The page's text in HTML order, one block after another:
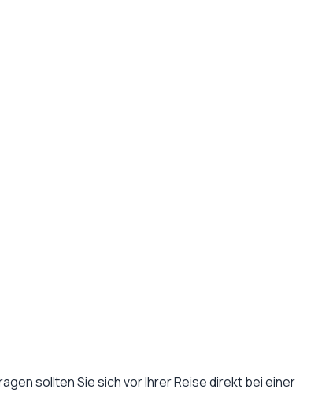
sollten Sie sich vor Ihrer Reise direkt bei einer